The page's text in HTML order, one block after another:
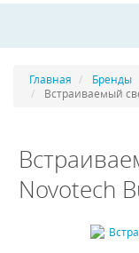
Главная
Бренды
Встраиваемый
Novotech